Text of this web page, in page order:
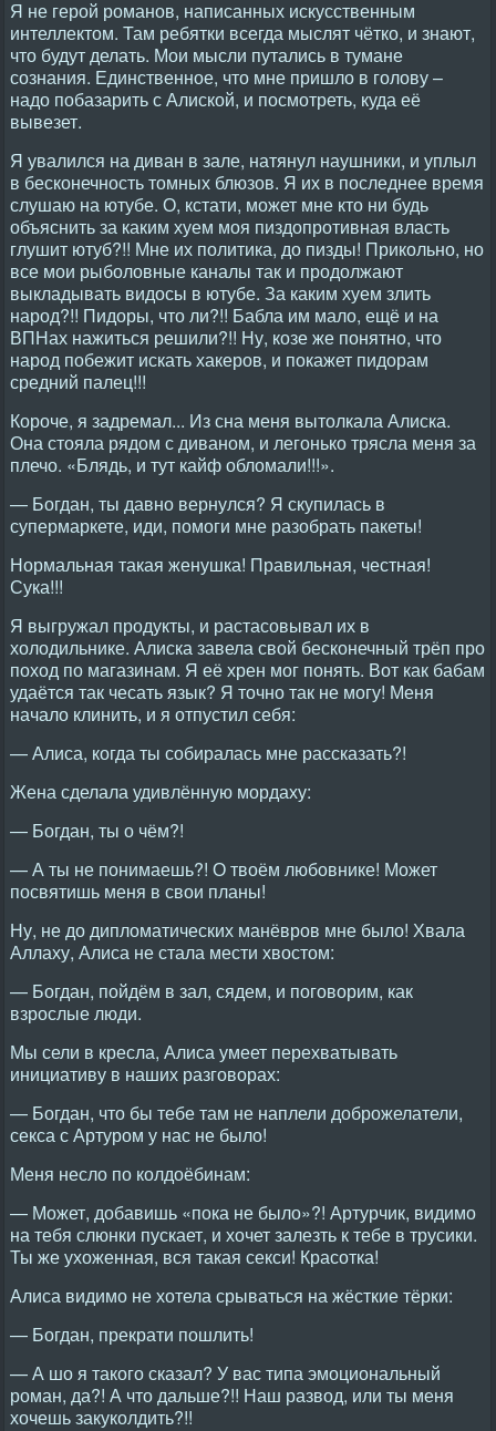
Я не герой романов, написанных искусственным
интеллектом. Там ребятки всегда мыслят чётко, и знают,
что будут делать. Мои мысли путались в тумане
сознания. Единственное, что мне пришло в голову –
надо побазарить с Алиской, и посмотреть, куда её
вывезет.
Я увалился на диван в зале, натянул наушники, и уплыл
в бесконечность томных блюзов. Я их в последнее время
слушаю на ютубе. О, кстати, может мне кто ни будь
объяснить за каким хуем моя пиздопротивная власть
глушит ютуб?!! Мне их политика, до пизды! Прикольно, но
все мои рыболовные каналы так и продолжают
выкладывать видосы в ютубе. За каким хуем злить
народ?!! Пидоры, что ли?!! Бабла им мало, ещё и на
ВПНах нажиться решили?!! Ну, козе же понятно, что
народ побежит искать хакеров, и покажет пидорам
средний палец!!!
Короче, я задремал... Из сна меня вытолкала Алиска.
Она стояла рядом с диваном, и легонько трясла меня за
плечо. «Блядь, и тут кайф обломали!!!».
— Богдан, ты давно вернулся? Я скупилась в
супермаркете, иди, помоги мне разобрать пакеты!
Нормальная такая женушка! Правильная, честная!
Сука!!!
Я выгружал продукты, и растасовывал их в
холодильнике. Алиска завела свой бесконечный трёп про
поход по магазинам. Я её хрен мог понять. Вот как бабам
удаётся так чесать язык? Я точно так не могу! Меня
начало клинить, и я отпустил себя:
— Алиса, когда ты собиралась мне рассказать?!
Жена сделала удивлённую мордаху:
— Богдан, ты о чём?!
— А ты не понимаешь?! О твоём любовнике! Может
посвятишь меня в свои планы!
Ну, не до дипломатических манёвров мне было! Хвала
Аллаху, Алиса не стала мести хвостом:
— Богдан, пойдём в зал, сядем, и поговорим, как
взрослые люди.
Мы сели в кресла, Алиса умеет перехватывать
инициативу в наших разговорах:
— Богдан, что бы тебе там не наплели доброжелатели,
секса с Артуром у нас не было!
Меня несло по колдоёбинам:
— Может, добавишь «пока не было»?! Артурчик, видимо
на тебя слюнки пускает, и хочет залезть к тебе в трусики.
Ты же ухоженная, вся такая секси! Красотка!
Алиса видимо не хотела срываться на жёсткие тёрки:
— Богдан, прекрати пошлить!
— А шо я такого сказал? У вас типа эмоциональный
роман, да?! А что дальше?!! Наш развод, или ты меня
хочешь закуколдить?!!